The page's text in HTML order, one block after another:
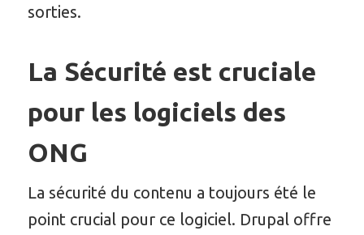
sorties.
La Sécurité est cruciale
pour les logiciels des
ONG
La sécurité du contenu a toujours été le
point crucial pour ce logiciel. Drupal offre